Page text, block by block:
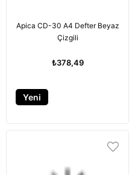
Apica CD-30 A4 Defter Beyaz
Çizgili
₺378,49
Yeni